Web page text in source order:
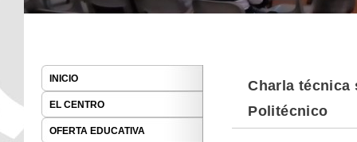
Main menu
Charla técnica
Politécnico
INICIO
EL CENTRO
OFERTA EDUCATIVA